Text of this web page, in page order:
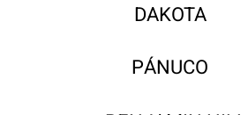
DAKOTA
PÁNUCO